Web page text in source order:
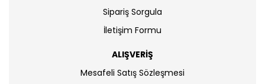
Sipariş Sorgula
İletişim Formu
ALIŞVERİŞ
Mesafeli Satış Sözleşmesi